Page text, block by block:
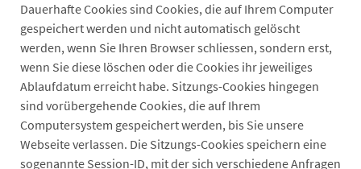
Dauerhafte Cookies sind Cookies, die auf Ihrem Computer
gespeichert werden und nicht automatisch gelöscht
werden, wenn Sie Ihren Browser schliessen, sondern erst,
wenn Sie diese löschen oder die Cookies ihr jeweiliges
Ablaufdatum erreicht habe. Sitzungs-Cookies hingegen
sind vorübergehende Cookies, die auf Ihrem
Computersystem gespeichert werden, bis Sie unsere
Webseite verlassen. Die Sitzungs-Cookies speichern eine
sogenannte Session-ID, mit der sich verschiedene Anfragen